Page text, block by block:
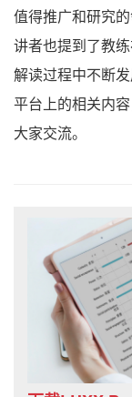
值得推广和研究
讲者也提到了教
解读过程中不断
平台上的相关内
大家交流。